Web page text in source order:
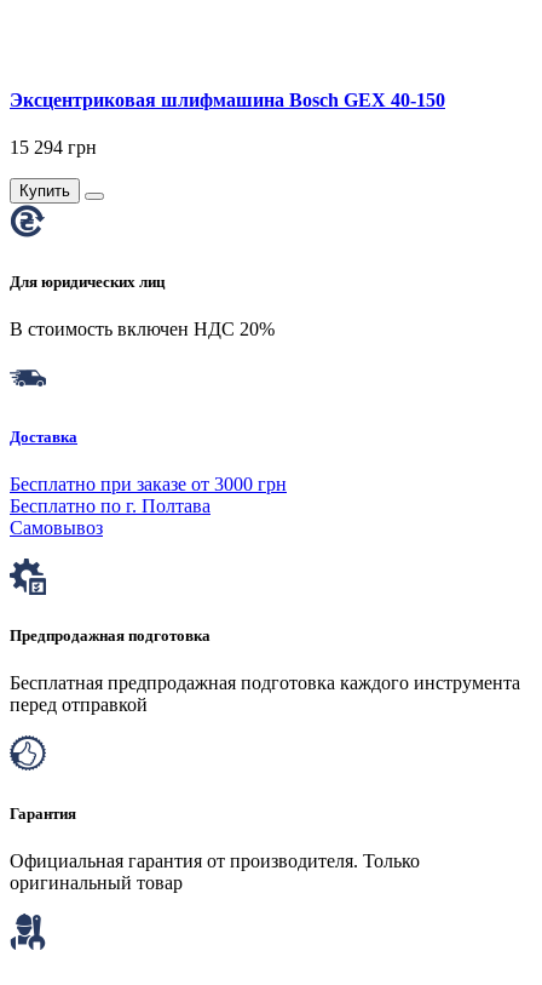
Эксцентриковая шлифмашина Bosch GEX 40-150
15 294 грн
Купить
Для юридических лиц
В стоимость включен НДС 20%
Доставка
Бесплатно при заказе от 3000 грн
Бесплатно по г. Полтава
Самовывоз
Предпродажная подготовка
Бесплатная предпродажная подготовка каждого инструмента
перед отправкой
Гарантия
Официальная гарантия от производителя. Только
оригинальный товар